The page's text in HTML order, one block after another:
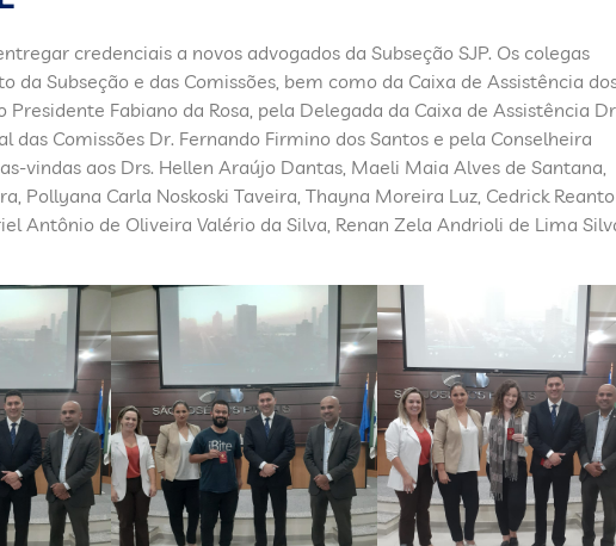
credenciais a novos advogados da Subseção SJP. Os colegas
Subseção e das Comissões, bem como da Caixa de Assistência
Fabiano da Rosa, pela Delegada da Caixa de Assistência
Comissões Dr. Fernando Firmino dos Santos e pela Conselheira
vindas aos Drs. Hellen Araújo Dantas, Maeli Maia Alves de Santana,
Pollyana Carla Noskoski Taveira, Thayna Moreira Luz, Cedrick Reanto
Antônio de Oliveira Valério da Silva, Renan Zela Andrioli de Lima